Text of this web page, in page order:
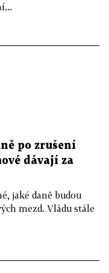
po zrušení
dávají za
jaké daně budou
mezd. Vládu stále